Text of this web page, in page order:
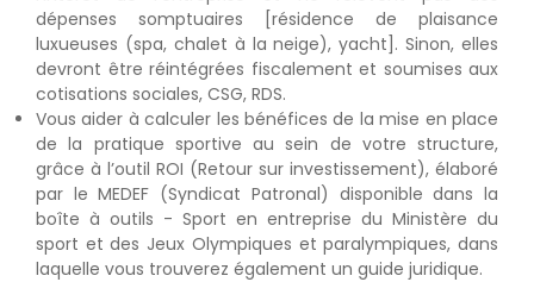
dépenses somptuaires [résidence de plaisance
luxueuses (spa, chalet à la neige), yacht]. Sinon, elles
devront être réintégrées fiscalement et soumises aux
cotisations sociales, CSG, RDS.
Vous aider à calculer les bénéfices de la mise en place
de la pratique sportive au sein de votre structure,
grâce à l’outil ROI (Retour sur investissement), élaboré
par le MEDEF (Syndicat Patronal) disponible dans la
boîte à outils - Sport en entreprise du Ministère du
sport et des Jeux Olympiques et paralympiques, dans
laquelle vous trouverez également un guide juridique.